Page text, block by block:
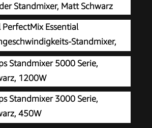
Standmixer, Matt Schwarz
PerfectMix Essential
Standmixer,
Standmixer 5000 Serie,
1200W
Standmixer 3000 Serie,
450W